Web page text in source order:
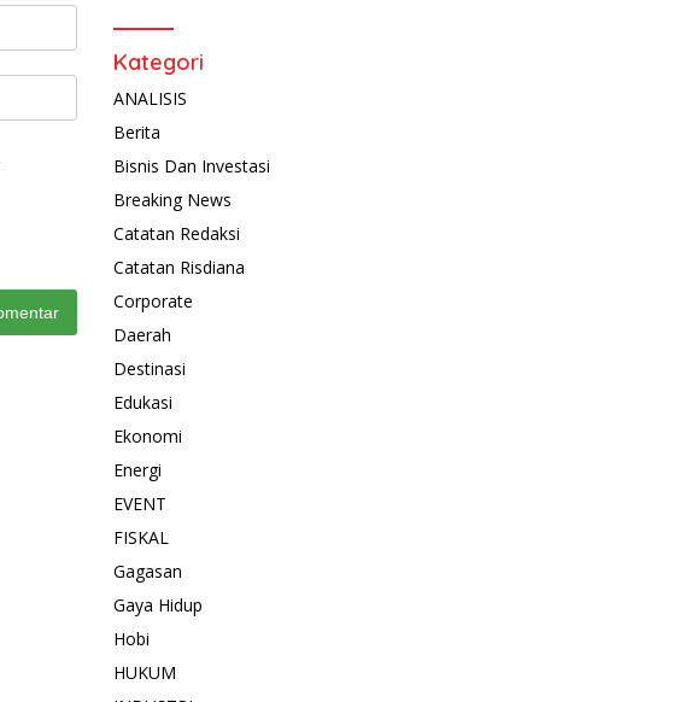
Kategori
ANALISIS
Berita
Bisnis Dan Investasi
Breaking News
Catatan Redaksi
Catatan Risdiana
Corporate
Daerah
Destinasi
Edukasi
Ekonomi
Energi
EVENT
FISKAL
Gagasan
Gaya Hidup
Hobi
HUKUM